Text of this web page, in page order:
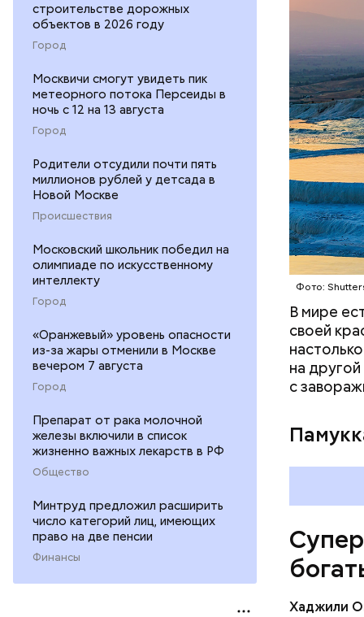
строительстве дорожных
объектов в 2026 году
Город
Москвичи смогут увидеть пик
метеорного потока Персеиды в
ночь с 12 на 13 августа
Город
Родители отсудили почти пять
миллионов рублей у детсада в
Новой Москве
Происшествия
Московский школьник победил на
олимпиаде по искусственному
интеллекту
Город
«Оранжевый» уровень опасности
из-за жары отменили в Москве
вечером 7 августа
Город
Препарат от рака молочной
железы включили в список
жизненно важных лекарств в РФ
Общество
Минтруд предложил расширить
число категорий лиц, имеющих
право на две пенсии
Финансы
Фото:
В мире
своей
на
с
Хаджили
Амансио
магазине
делала
Подход
всей